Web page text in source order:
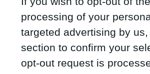
processing of your
targeted advertising by
section to confirm your
opt-out request is